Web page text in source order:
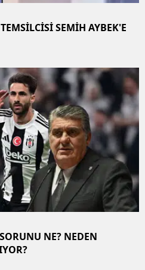
SEMİH AYBEK'E
NE? NEDEN